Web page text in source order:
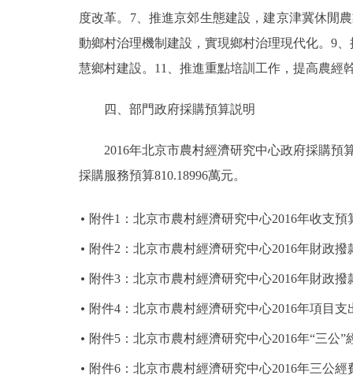
度改革。7、推進京郊生態建設，建京津冀休閒
動鄉村治理機制建設，實現鄉村治理現代化。9
慧鄉村建設。11、推進重點培訓工作，提高農經
四、部門政府採購預算説明
2016年北京市農村經濟研究中心政府採購預算
採購服務預算810.18996萬元。
附件1：北京市農村經濟研究中心2016年收支預
附件2：北京市農村經濟研究中心2016年財政撥
附件3：北京市農村經濟研究中心2016年財政
附件4：北京市農村經濟研究中心2016年項目支
附件5：北京市農村經濟研究中心2016年“三公
附件6：北京市農村經濟研究中心2016年三公